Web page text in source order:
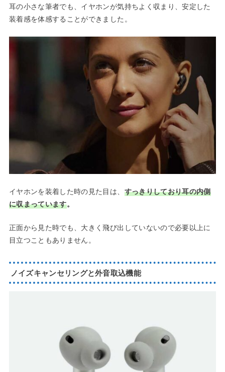
耳の小さな筆者でも、イヤホンが気持ちよく収まり、安定した
装着感を体感することができました。
イヤホンを装着した時の見た目は、 すっきりしており耳の内側
に収まっています。
正面から見た時でも、大きく飛び出していないので必要以上に
目立つこともありません。
ノイズキャンセリングと外音取込機能